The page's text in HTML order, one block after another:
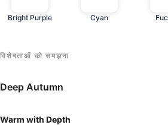
Bright Purple Cyan
विशेषताओं को समझना
Deep Autumn
Warm with Depth